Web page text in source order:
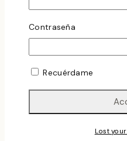
Añadir a la lista
deseos
Vista Rápida
Orchard Lane
Contraseña
Recuérdame
Lost